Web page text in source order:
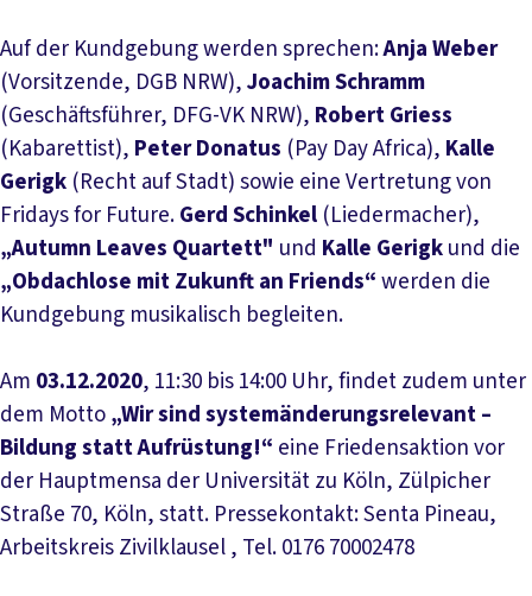
Auf der Kundgebung werden sprechen:Anja Weber
(Vorsitzende, DGB NRW),Joachim Schramm
(Geschäftsführer, DFG-VK NRW), Robert Griess
(Kabarettist), Peter Donatus (Pay Day Africa), Kalle
Gerigk (Recht auf Stadt) sowie eine Vertretung von
Fridays for Future.Gerd Schinkel (Liedermacher),
„Autumn Leaves Quartett" und Kalle Gerigkund die
„Obdachlose mit Zukunft an Friends“werden die
Kundgebung musikalisch begleiten.
Am 03.12.2020, 11:30 bis 14:00 Uhr, findet zudem unter
dem Motto„Wir sind system­ände­rungs­relevant –
Bildung statt Aufrüstung!“ eine Friedensaktion vor
der Haupt­mensa der Universität zu Köln, Zülpicher
Straße 70, Köln, statt. Pressekontakt: Senta Pineau,
Arbeitskreis Zivilklausel , Tel. 0176 70002478